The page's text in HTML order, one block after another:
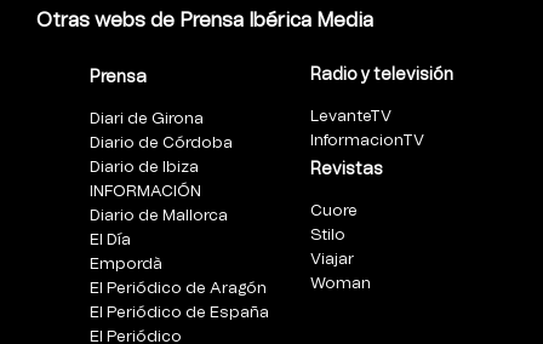
Otras webs de Prensa Ibérica Media
Prensa
Diari de Girona
Diario de Córdoba
Diario de Ibiza
INFORMACIÓN
Diario de Mallorca
El Día
Empordà
El Periódico de Aragón
El Periódico de España
El Periódico
Radio y televisión
LevanteTV
InformacionTV
Revistas
Cuore
Stilo
Viajar
Woman